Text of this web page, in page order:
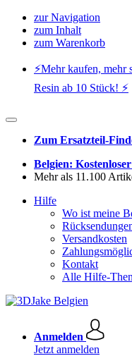
zur Navigation
zum Inhalt
zum Warenkorb
⚡️Mehr kaufen,
Resin ab 10 Stück! ⚡️
Zum Ersatzteil-
Belgien:
Mehr als 11.100
Hilfe
Wo ist meine
Versandkosten
Kontakt
Alle Hilfe-
Anmelden
Jetzt anmelden